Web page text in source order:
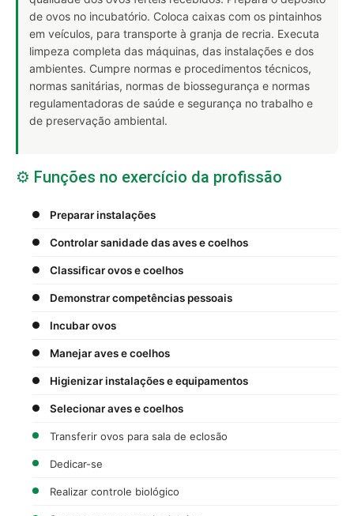
de ovos no incubatório. Coloca caixas com os pintainhos
em veículos, para transporte à granja de recria. Executa
limpeza completa das máquinas, das instalações e dos
ambientes. Cumpre normas e procedimentos técnicos,
normas sanitárias, normas de biossegurança e normas
regulamentadoras de saúde e segurança no trabalho e
de preservação ambiental.
⚙️ Funções no exercício da profissão
Preparar instalações
Controlar sanidade das aves e coelhos
Classificar ovos e coelhos
Demonstrar competências pessoais
Incubar ovos
Manejar aves e coelhos
Higienizar instalações e equipamentos
Selecionar aves e coelhos
Transferir ovos para sala de eclosão
Dedicar-se
Realizar controle biológico